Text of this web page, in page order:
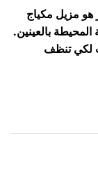
هو مزيل مكياج
بالعينين.
لكي تنظف